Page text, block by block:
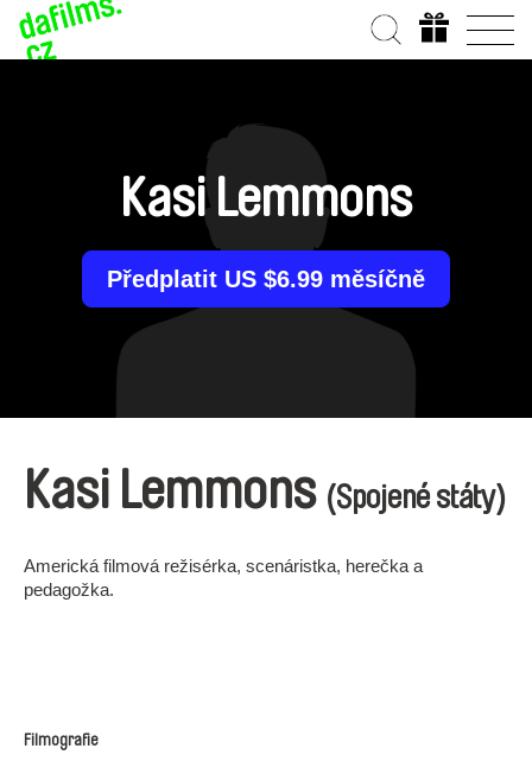
Kasi Lemmons
Předplatit US $6.99 měsíčně
Kasi Lemmons (Spojené státy)
Americká filmová režisérka, scenáristka, herečka a
pedagožka.
Filmografie